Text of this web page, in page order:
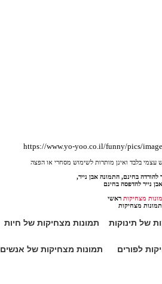
עצמי בלבד ואינן מותרות לשימוש מסחרי או הפצה
בחינם, התמונה אבן נייר,
נייר להדפסה בחינם
מצחיקות ראשי
מצחיקות
של תינוקות תמונות מצחיקות של חיות
לפורים תמונות מצחיקות של אנשים